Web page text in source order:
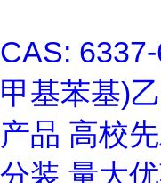
CAS:
甲基苯基)
产品 高校
分装 量大